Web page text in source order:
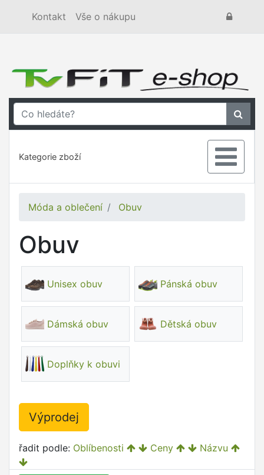
Kontakt Vše o nákupu
Kategorie zboží
Móda a oblečení Obuv
Obuv
Unisex obuv Pánská obuv
Dámská obuv Dětská obuv
Doplňky k obuvi
Výprodej
řadit podle: Oblíbenosti Ceny Názvu